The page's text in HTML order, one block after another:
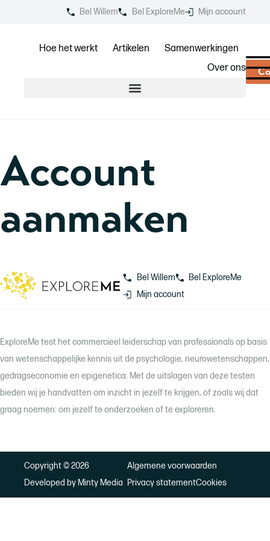
Bel Willem Bel ExploreMe Mijn account
Hoe het werkt Artikelen
Samenwerkingen
Over ons
Account
aanmaken
Bel Willem
Bel ExploreMe
Mijn account
ExploreMe test het commercieel leiderschap van professionals op basis
van wetenschappelijke kennis uit de psychologie, neurowetenschappen,
gedragseconomie en epigenetica. Met de uitslagen van deze testen
bieden wij je handvatten om inzicht in jezelf te krijgen, of zoals wij dat
graag noemen: om jezelf te onderzoeken of te exploreren.
Copyright © 2026
Developed by Minty Media
Algemene voorwaarden
Privacy statementCookies